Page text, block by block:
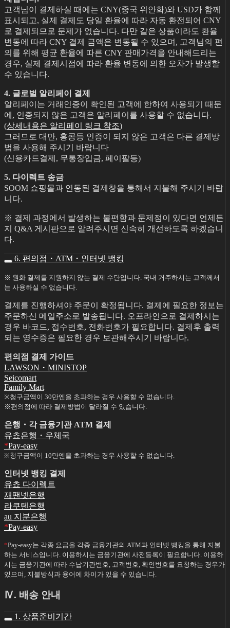
고객님이 결제하실 때에는 CNY(중국 위안화)와 USD가 함께
표시되고, 실제 결제도 당일 환율에 따라 자동 환전되어 CNY
로 결제되므로 문제가 없습니다. 다만 같은 상품이라도 환율
변동에 따라 CNY 결제 금액은 변동될 수 있으며, 고객님의 편
의를 위해 평균 환율에 따른 CNY 판매가격을 안내해드리는
경우, 실제 결제시점에 따라 환율 변동에 의한 오차가 발생할
수 있습니다.
4. 글로벌 알리페이 결제
알리페이는 거래인증이 확인된 고객에 한하여 사용되기 때문
에, 인증되지 않은 고객은 알리페이를 사용할 수 없습니다.
(상세내용은 알리페이 링크 참조)
그러므로 대만, 홍콩등 인증이 되지 않은 고객은 다른 결제방
법을 사용해 주시기 바랍니다
(신용카드결제, 무통장입금, 페이팔등)
5. 다이렉트 송금
SOOM 쇼핑몰과 연동된 결제창을 통해서 지불해 주시기 바랍
니다.
※ 결제 과정에서 발생하는 불편함과 문제점이 있다면 언제든
지 Q&A 게시판으로 알려주시면 신속히 개선하도록 하겠습니
다.
6. 편의점・ATM・인터넷 뱅킹
※ 원화 결제를 지원하지 않는 결제 수단입니다. 국내 거주하시는 고객께서
는 사용하실 수 없습니다.
결제를 진행하셔야 주문이 확정됩니다. 결제에 필요한 정보는
주문하신 메일주소로 발송됩니다. 오프라인으로 결제하시는
경우 바코드, 접수번호, 전화번호가 필요합니다. 결제후 출력
되는 영수증은 필요한 경우 보관해주시기 바랍니다.
편의점 결제 가이드
LAWSON・MINISTOP
Seicomart
Family Mart
※청구금액이 30만엔을 초과하는 경우 사용할 수 없습니다.
※편의점에 따라 결제방법이 달라질 수 있습니다.
은행・각 금융기관 ATM 결제
유쵸은행・우체국
*Pay-easy
※청구금액이 10만엔을 초과하는 경우 사용할 수 없습니다.
인터넷 뱅킹 결제
유쵸 다이렉트
재팬넷은행
라쿠텐은행
au 지분은행
*Pay-easy
*Pay-easy는 각종 요금을 각종 금융기관의 ATM과 인터넷 뱅킹을 통해 지불
하는 서비스입니다. 이용하시는 금융기관에 사전등록이 필요합니다. 이용하
시는 금융기관에 따라 수납기관번호, 고객번호, 확인번호를 요청하는 경우가
있으며, 지불방식과 용어에 차이가 있을 수 있습니다.
Ⅳ. 배송 안내
1. 상품준비기간